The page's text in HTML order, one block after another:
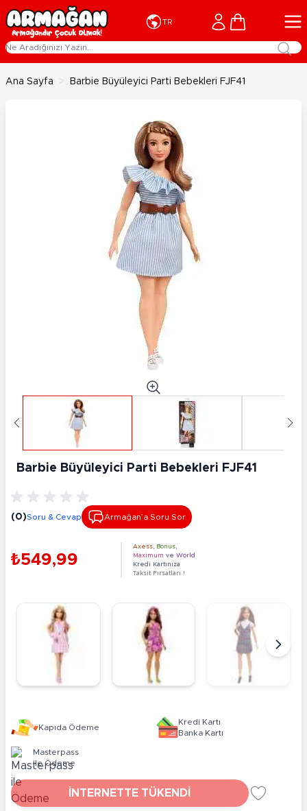
İçeriğe geç
TR Cart
Ana Sayfa > Barbie Büyüleyici Parti Bebekleri FJF41
Barbie Büyüleyici Parti Bebekleri FJF41
(0)Soru & Cevap Armağan’a Soru Sor
₺549,99
Axess Bonus
Maximum ve World
Kredi Kartınıza
Taksit Fırsatları !
Kapıda Ödeme
Kredi Kartı
Banka Kartı
Masterpass
ile Ödeme
İNTERNETTE TÜKENDİ